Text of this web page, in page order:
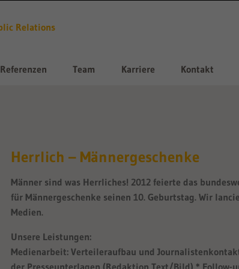
Referenzen Team Karriere Kontakt
Herrlich – Männergeschenke
Männer sind was Herrliches! 2012 feierte das
für Männergeschenke seinen 10. Geburtstag. Wir
Medien.
Unsere Leistungen:
Medienarbeit: Verteileraufbau und
der Presseunterlagen (Redaktion Text/Bild) * Follow-